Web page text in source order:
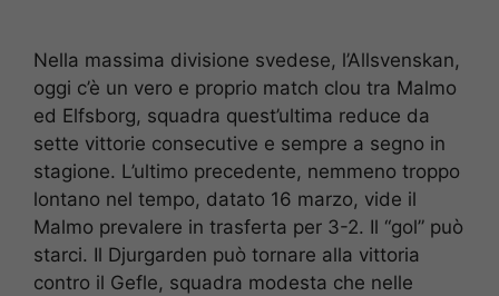
Nella massima divisione svedese, l’Allsvenskan,
oggi c’è un vero e proprio match clou tra Malmo
ed Elfsborg, squadra quest’ultima reduce da
sette vittorie consecutive e sempre a segno in
stagione. L’ultimo precedente, nemmeno troppo
lontano nel tempo, datato 16 marzo, vide il
Malmo prevalere in trasferta per 3-2. Il “gol” può
starci. Il Djurgarden può tornare alla vittoria
contro il Gefle, squadra modesta che nelle